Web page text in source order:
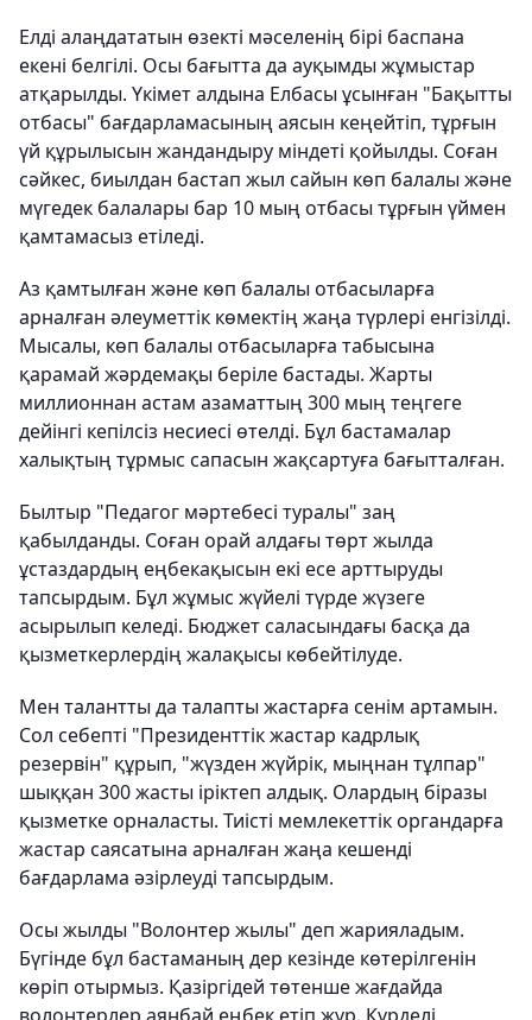
Елді алаңдататын өзекті мәселенің бірі баспана
екені белгілі. Осы бағытта да ауқымды жұмыстар
атқарылды. Үкімет алдына Елбасы ұсынған "Бақытты
отбасы" бағдарламасының аясын кеңейтіп, тұрғын
үй құрылысын жандандыру міндеті қойылды. Соған
сәйкес, биылдан бастап жыл сайын көп балалы және
мүгедек балалары бар 10 мың отбасы тұрғын үймен
қамтамасыз етіледі.
Аз қамтылған және көп балалы отба­сыларға
арналған әлеуметтік көмектің жаңа түрлері енгізілді.
Мысалы, көп балалы отбасыларға табысына
қарамай жәрдемақы беріле бастады. Жарты
миллионнан астам азаматтың 300 мың теңгеге
дейінгі кепілсіз несиесі өтелді. Бұл бастамалар
халықтың тұрмыс сапасын жақсартуға бағытталған.
Былтыр "Педагог мәртебесі туралы" заң
қабылданды. Соған орай алдағы төрт жылда
ұстаздардың еңбекақысын екі есе арттыруды
тапсырдым. Бұл жұмыс жүйелі түрде жүзеге
асырылып келеді. Бюджет саласындағы басқа да
қызметкерлердің жалақысы көбейтілуде.
Мен талантты да талапты жастарға сенім артамын.
Сол себепті "Президенттік жастар кадрлық
резервін" құрып, "жүзден жүйрік, мыңнан тұлпар"
шыққан 300 жасты іріктеп алдық. Олардың біразы
қызметке орналасты. Тиісті мемлекеттік органдарға
жастар саясатына арналған жаңа кешенді
бағдарлама әзірлеуді тапсырдым.
Осы жылды "Волонтер жылы" деп жарияладым.
Бүгінде бұл бастаманың дер кезінде көтерілгенін
көріп отырмыз. Қазіргідей төтенше жағдайда